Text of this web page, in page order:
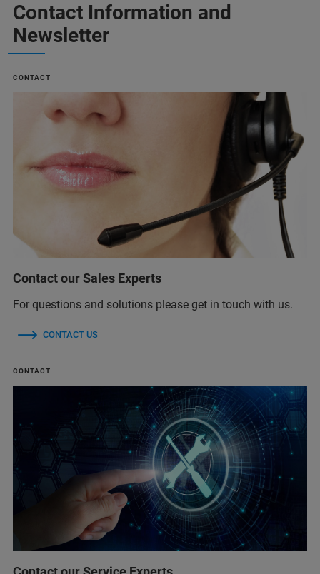
Contact Information and
Newsletter
CONTACT
Contact our Sales Experts
For questions and solutions please get in touch with us.
CONTACT US
CONTACT